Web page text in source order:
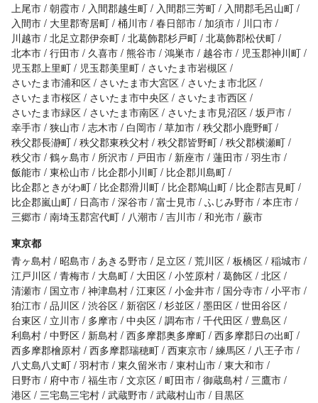
上尾市 朝霞市 入間郡越生町 入間郡三芳町
入間郡毛呂山町
入間市
大里郡寄居町 桶川市 春日部市 加須市
川口市
川越市 北足立郡伊奈町 北葛飾郡杉戸町 北葛飾郡松伏町
北本市 行田市 久喜市 熊谷市 鴻巣市 越谷市
児玉郡神川町
児玉郡上里町
児玉郡美里町
さいたま市岩槻区
さいたま市浦和区
さいたま市大宮区
さいたま市北区
さいたま市桜区
さいたま市中央区
さいたま市西区
さいたま市緑区
さいたま市南区 さいたま市見沼区 坂戸市
幸手市 狭山市 志木市 白岡市 草加市 秩父郡小鹿野町
秩父郡長瀞町 秩父郡東秩父村 秩父郡皆野町 秩父郡横瀬町
秩父市 鶴ヶ島市 所沢市 戸田市 新座市 蓮田市 羽生市
飯能市 東松山市 比企郡小川町
比企郡川島町
比企郡ときがわ町
比企郡滑川町 比企郡鳩山町
比企郡吉見町
比企郡嵐山町
日高市 深谷市 富士見市 ふじみ野市 本庄市
三郷市 南埼玉郡宮代町 八潮市 吉川市 和光市 蕨市
東京都
青ヶ島村
昭島市 あきる野市 足立区 荒川区 板橋区 稲城市
江戸川区 青梅市 大島町 大田区 小笠原村 葛飾区 北区
清瀬市
国立市 神津島村 江東区 小金井市 国分寺市 小平市
狛江市 品川区 渋谷区 新宿区 杉並区 墨田区 世田谷区
台東区
立川市 多摩市 中央区 調布市 千代田区
豊島区
利島村 中野区 新島村 西多摩郡奥多摩町 西多摩郡日の出町
西多摩郡檜原村 西多摩郡瑞穂町 西東京市 練馬区
八王子市
八丈島八丈町 羽村市 東久留米市 東村山市 東大和市
日野市
府中市 福生市 文京区 町田市 御蔵島村 三鷹市
港区 三宅島三宅村 武蔵野市 武蔵村山市
目黒区